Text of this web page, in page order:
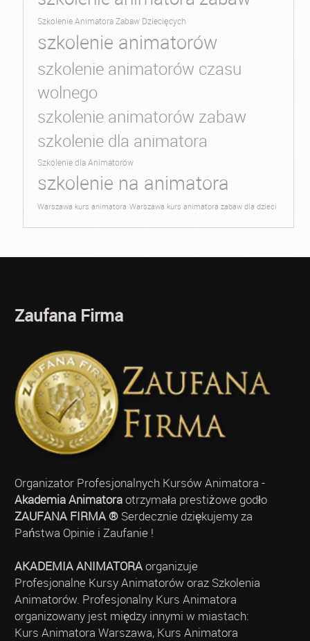
Szkolenie Animatora Zabaw Dziecięcych
szkolenie animatorów
szkolenie animatorów czasu
wolnego
szkolenie animatorów zabaw
szkolenie dla animatora
Szkolenie dla Animatorów
szkolenie na animatora
Warszawa kurs animatora Warszawa kurs animatora zabaw dla dzieci
Zaufana Firma
Organizator Profesjonalnych Kursów Animatora -
Akademia Animatoraotrzymała prestiżowe godło
ZAUFANA FIRMA ®Serdecznie dziękujemy za
Państwa Opinie i Zaufanie !
AKADEMIA ANIMATORAorganizuje
Profesjonalne Kursy Animatorów oraz Szkolenia
Animatorów. Profesjonalny Kurs Animatora
organizowany jest między innymi w miastach:
Kurs Animatora Warszawa, Kurs Animatora